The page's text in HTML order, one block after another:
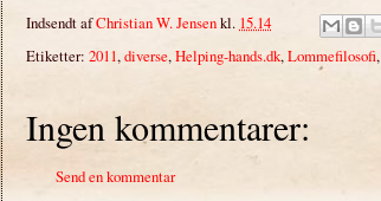
Indsendt afChristian W. Jensenkl. 15.14
Etiketter: 2011,diverse,Helping-hands.dk,Lommefilosofi,
Ingen kommentarer:
Send en kommentar